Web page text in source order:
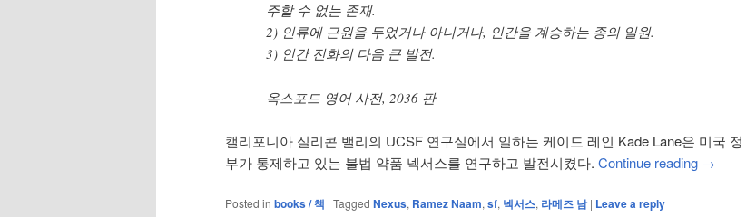
주할 수 없는 존재.
2) 인류에 근원을 두었거나 아니거나, 인간을 계승하는 종의 일원.
3) 인간 진화의 다음 큰 발전.
옥스포드 영어 사전, 2036 판
캘리포니아 실리콘 밸리의 UCSF 연구실에서 일하는 케이드 레인 Kade Lane은 미국 정
부가 통제하고 있는 불법 약품 넥서스를 연구하고 발전시켰다. Continue reading →
Posted in books / 책 | Tagged Nexus, Ramez Naam,sf, 넥서스, 라메즈 남 | Leave a reply